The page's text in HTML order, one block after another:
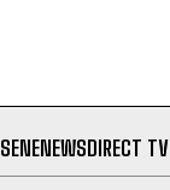
SENENEWSDIRECT TV